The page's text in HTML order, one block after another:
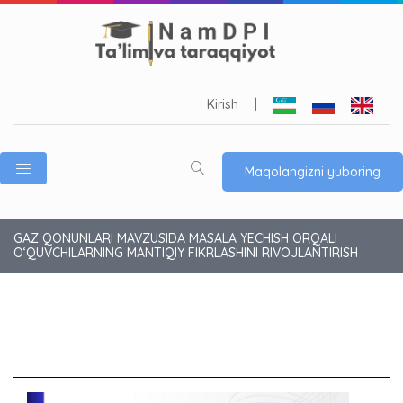
Kirish
Maqolangizni yuboring
GAZ QONUNLARI MAVZUSIDA MASALA YECHISH ORQALI
O‘QUVCHILARNING MANTIQIY FIKRLASHINI RIVOJLANTIRISH